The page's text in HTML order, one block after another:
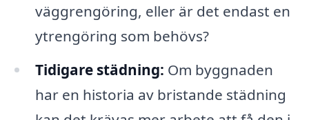
väggrengöring, eller är det endast en
ytrengöring som behövs?
Tidigare städning: Om byggnaden
har en historia av bristande städning